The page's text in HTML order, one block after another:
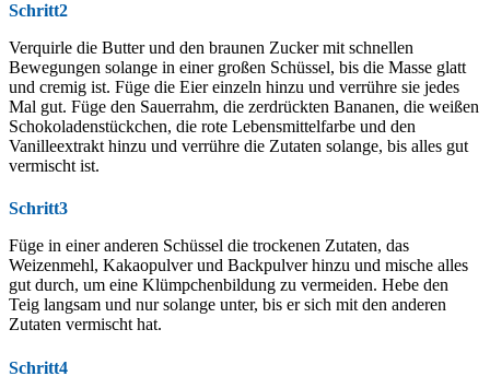
Schritt2
Verquirle die Butter und den braunen Zucker mit schnellen
Bewegungen solange in einer großen Schüssel, bis die Masse glatt
und cremig ist. Füge die Eier einzeln hinzu und verrühre sie jedes
Mal gut. Füge den Sauerrahm, die zerdrückten Bananen, die weißen
Schokoladenstückchen, die rote Lebensmittelfarbe und den
Vanilleextrakt hinzu und verrühre die Zutaten solange, bis alles gut
vermischt ist.
Schritt3
Füge in einer anderen Schüssel die trockenen Zutaten, das
Weizenmehl, Kakaopulver und Backpulver hinzu und mische alles
gut durch, um eine Klümpchenbildung zu vermeiden. Hebe den
Teig langsam und nur solange unter, bis er sich mit den anderen
Zutaten vermischt hat.
Schritt4